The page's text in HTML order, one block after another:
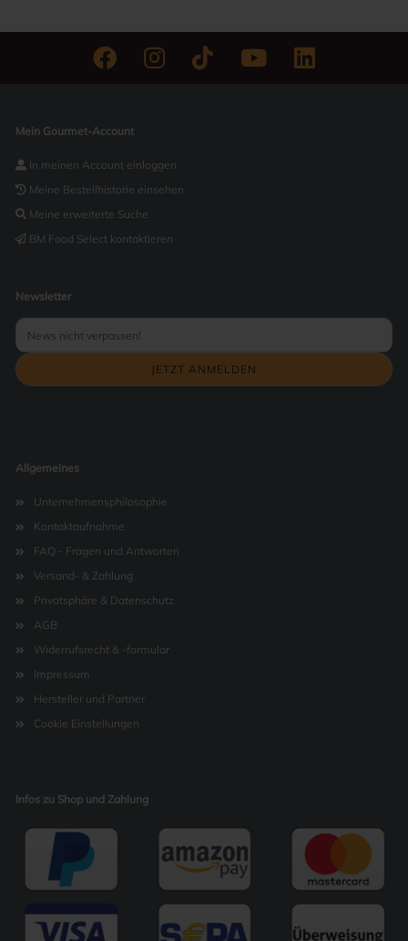
Mein Gourmet-Account
In meinen Account einloggen
Meine Bestellhistorie einsehen
Meine erweiterte Suche
BM Food Select kontaktieren
Newsletter
Allgemeines
Unternehmensphilosophie
Kontaktaufnahme
FAQ - Fragen und Antworten
Versand- & Zahlung
Privatsphäre & Datenschutz
AGB
Widerrufsrecht & -formular
Impressum
Hersteller und Partner
Cookie Einstellungen
Infos zu Shop und Zahlung